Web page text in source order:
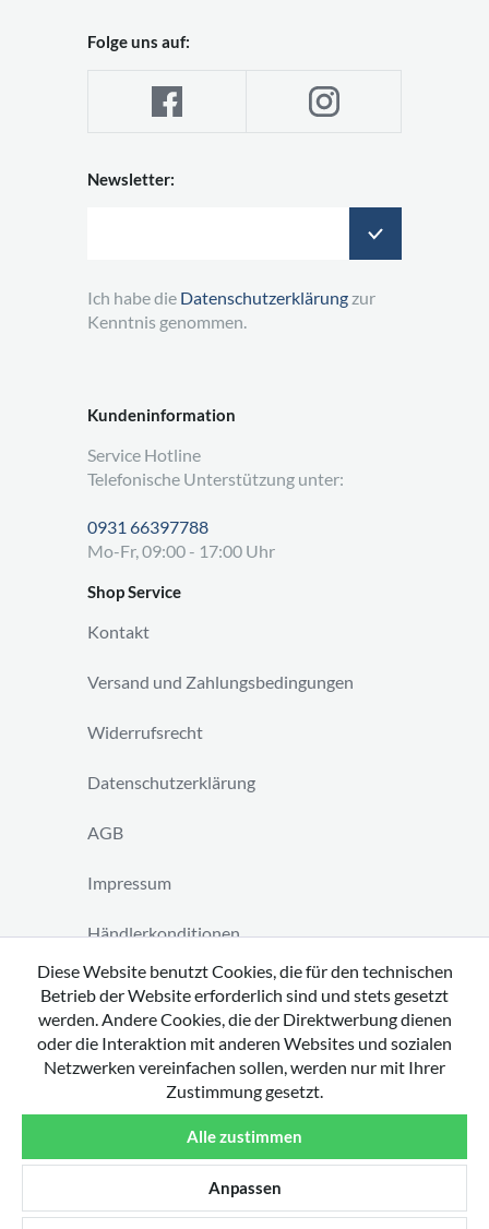
Kundeninformation
Service Hotline
Telefonische Unterstützung unter:
0931 66397788
Mo-Fr, 09:00 - 17:00 Uhr
Shop Service
Kontakt
Versand und Zahlungsbedingungen
Widerrufsrecht
Datenschutzerklärung
AGB
Impressum
Händlerkonditionen
Vertrag widerrufen
Folge uns auf:
Newsletter:
Ich habe die Datenschutzerklärung zur
Kenntnis genommen.
Diese Website benutzt Cookies, die für den technischen
Betrieb der Website erforderlich sind und stets gesetzt
werden. Andere Cookies, die der Direktwerbung dienen
oder die Interaktion mit anderen Websites und sozialen
Netzwerken vereinfachen sollen, werden nur mit Ihrer
Zustimmung gesetzt.